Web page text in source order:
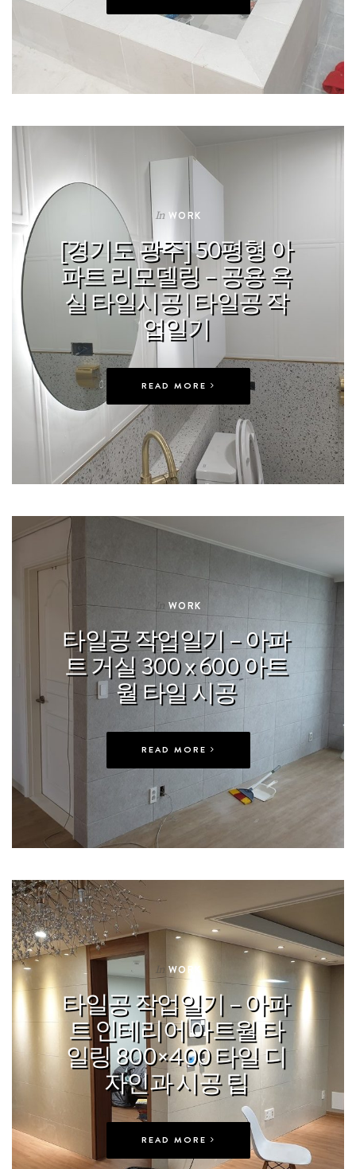
In WORK
[경기도 광주] 50평형 아
파트 리모델링 – 공용 욕
실 타일시공 | 타일공 작
업일기
READ MORE
In WORK
타일공 작업일기 – 아파
트 거실 300 x 600 아트
월 타일 시공
READ MORE
In WORK
타일공 작업일기 – 아파
트 인테리어 아트월 타
일링 800×400 타일 디
자인과 시공 팁
READ MORE